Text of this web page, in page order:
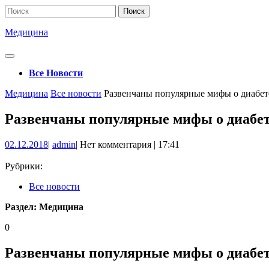
Перейти
к
содержимому
Поиск
по:
Медицина
Кнопка
ОткрытьВсе Новости
Кнопка
Медицина Все новости Развенчаны популярные мифы о
Развенчаны популярные мифы о
02.12.201802.12.2018
| adminadmin
| Нет комментария | 17:41
Рубрики:
Все новости
Раздел: Медицина
0
Развенчаны популярные мифы о